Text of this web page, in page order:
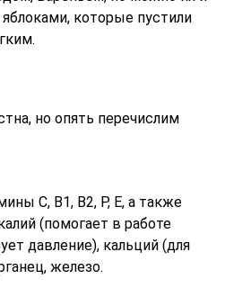
которые пустили
но опять перечислим
С, В1, В2, Р, Е, а также
(помогает в работе
давление), кальций (для
железо.